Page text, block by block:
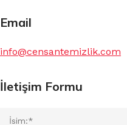
Email
info@censantemizlik.com
İletişim Formu